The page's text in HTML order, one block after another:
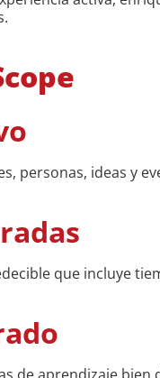
personas, ideas y
que incluye